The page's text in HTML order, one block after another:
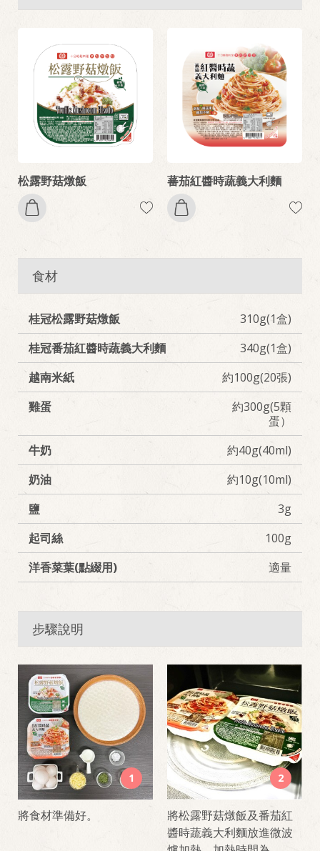
松露野菇燉飯 蕃茄紅醬時蔬義大利麵
食材
桂冠松露野菇燉飯
310g(1盒)
桂冠番茄紅醬時蔬義大利麵
340g(1盒)
越南米紙
約100g(20張)
雞蛋
約300g(5顆
蛋）
牛奶
約40g(40ml)
奶油
約10g(10ml)
鹽
3g
起司絲
100g
洋香菜葉(點綴用)
適量
步驟說明
1
將食材準備好。
2
將松露野菇燉飯及番茄紅
醬時蔬義大利麵放進微波